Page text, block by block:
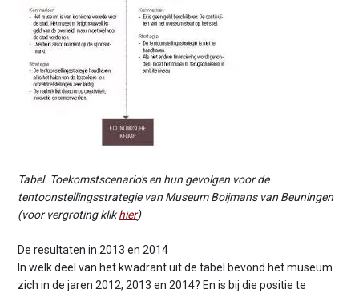
Tabel. Toekomstscenario's en hun gevolgen voor de
tentoonstellingsstrategie van Museum Boijmans van Beuningen
(voor vergroting klikhier)
De resultaten in 2013 en 2014
In welk deel van het kwadrant uit de tabel bevond het museum
zich in de jaren 2012, 2013 en 2014? En is bij die positie te